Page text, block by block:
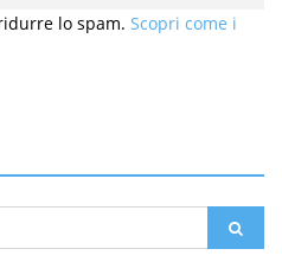
lo spam. Scopri come i